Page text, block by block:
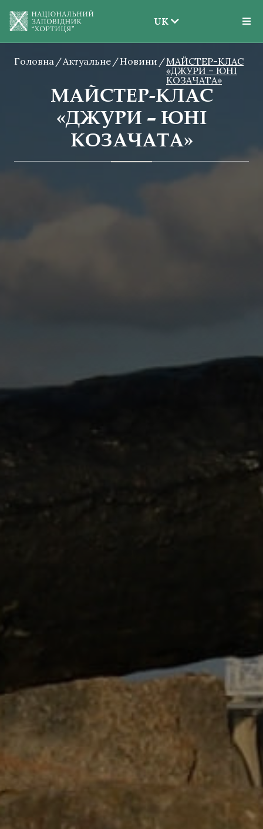
UK
EN
UK
Головна Актуальне Новини
МАЙСТЕР-КЛАС
«ДЖУРИ – ЮНІ
КОЗАЧАТА»
МАЙСТЕР-КЛАС
«ДЖУРИ – ЮНІ
КОЗАЧАТА»